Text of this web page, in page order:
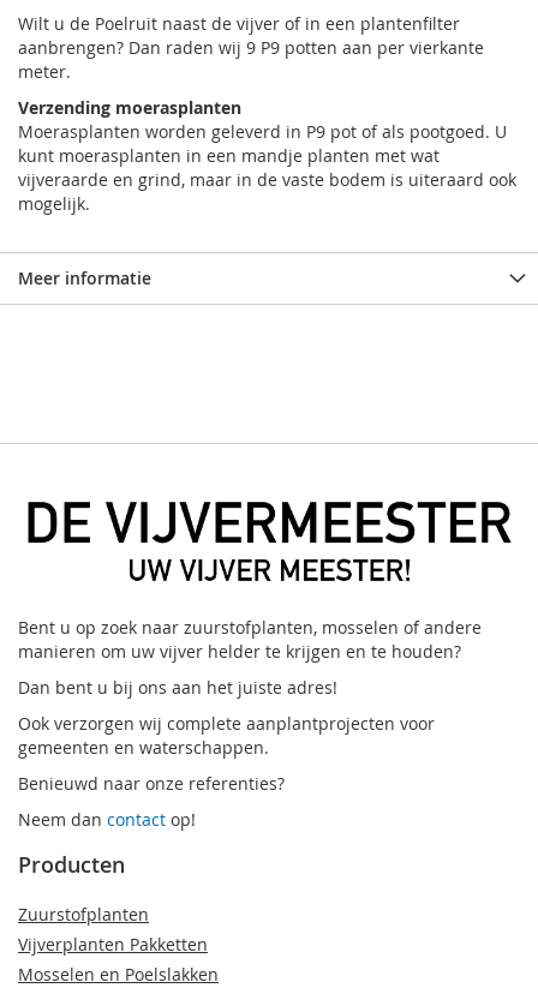
Wilt u de Poelruit naast de vijver of in een plantenfilter
aanbrengen? Dan raden wij 9 P9 potten aan per vierkante
meter.
Verzending moerasplanten
Moerasplanten worden geleverd in P9 pot of als pootgoed. U
kunt moerasplanten in een mandje planten met wat
vijveraarde en grind, maar in de vaste bodem is uiteraard ook
mogelijk.
Meer informatie
Bent u op zoek naar zuurstofplanten, mosselen of andere
manieren om uw vijver helder te krijgen en te houden?
Dan bent u bij ons aan het juiste adres!
Ook verzorgen wij complete aanplantprojecten voor
gemeenten en waterschappen.
Benieuwd naar onze referenties?
Neem dan contact op!
Producten
Zuurstofplanten
Vijverplanten Pakketten
Mosselen en Poelslakken